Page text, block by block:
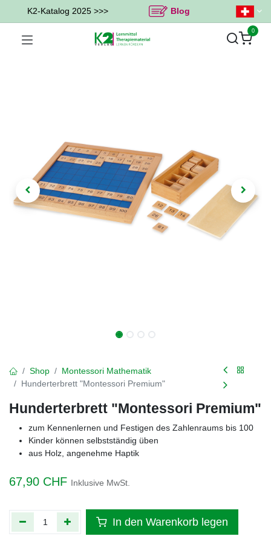
K2-Katalog 2025 >>> Blog
0
Shop
Montessori Mathematik
Hunderterbrett "Montessori Premium"
Hunderterbrett "Montessori Premium"
zum Kennenlernen und Festigen des Zahlenraums bis 100
Kinder können selbstständig üben
aus Holz, angenehme Haptik
67,90 CHF Inklusive MwSt.
In den Warenkorb legen